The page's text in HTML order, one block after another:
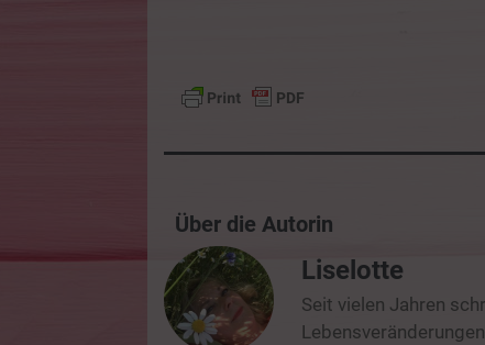
Über die Autorin
Liselotte
Seit vielen Jahren